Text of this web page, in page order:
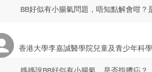
BB好似有小腸氣問題，唔知點解會咁？
香港大學李嘉誠醫學院兒童及青少年科